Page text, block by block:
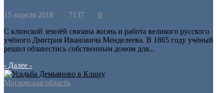
15 апреля 2018 7137 0
С клинской землёй связана жизнь и работа великого русского
учёного Дмитрия Ивановича Менделеева. В 1865 году учёный
решил обзавестись собственным домом для...
- Далее -
Московская область